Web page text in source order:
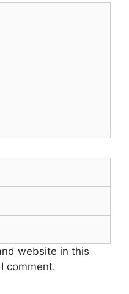
website in this
comment.